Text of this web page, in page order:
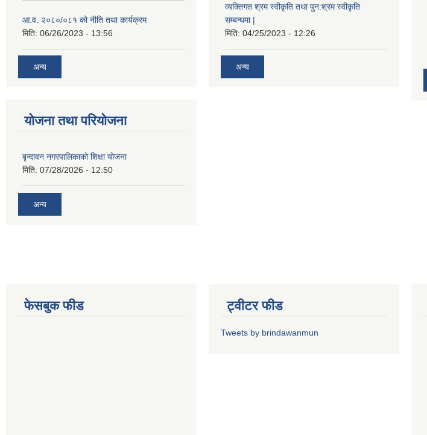
आ.व. २०८०/०८१ को नीति तथा कार्यक्रम
मिति: 06/26/2023 - 13:56
अन्य
योजना तथा परियोजना
बृन्दावन नगरपालिकाको शिक्षा योजना
मिति: 07/28/2026 - 12:50
अन्य
व्यक्तिगत श्रम स्वीकृति तथा पुन:श्रम स्वीकृति
सम्बन्धमा |
मिति: 04/25/2023 - 12:26
अन्य
फेसबुक फीड ट्वीटर फीड
Tweets by brindawanmun